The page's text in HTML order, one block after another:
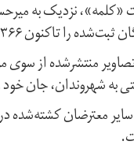
۳۶۶ نفر اعلام کرده است.
منتشرشده از سوی
به شهروندان، جان
معترضان کشته‌شده در